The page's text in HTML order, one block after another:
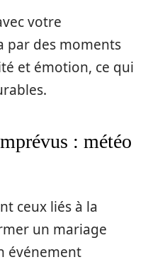
votre
par des moments
et émotion, ce qui
: météo
ceux liés à la
un mariage
événement